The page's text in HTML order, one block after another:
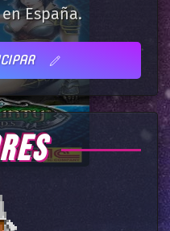
España.